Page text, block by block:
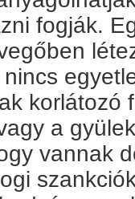
fogják.
korlátozó
a
vannak